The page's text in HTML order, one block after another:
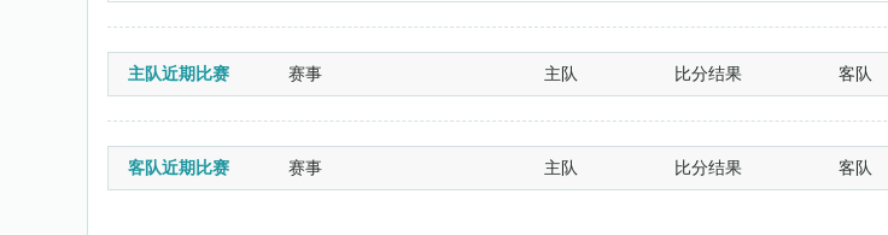
主队近期比赛 赛事 主队 比分结果 客队
客队近期比赛 赛事 主队 比分结果 客队